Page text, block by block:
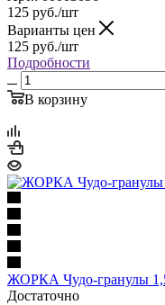
125 руб./шт
Варианты цен
125 руб./шт
Подробности
В корзину
ЖОРКА Чудо-гранулы
Достаточно